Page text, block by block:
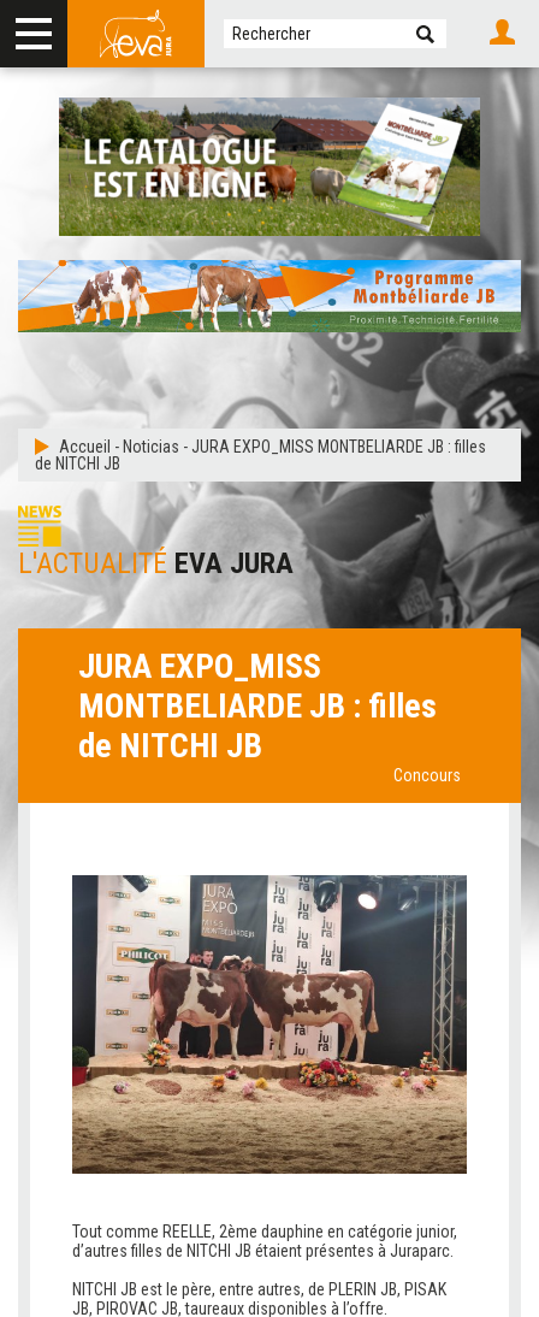
Accueil - Noticias -JURA EXPO_MISS MONTBELIARDE JB : filles
de NITCHI JB
L'ACTUALITÉ EVA JURA
JURA EXPO_MISS
MONTBELIARDE JB : filles
de NITCHI JB
Concours
Tout comme REELLE, 2ème dauphine en catégorie junior,
d’autres filles de NITCHI JB étaient présentes à Juraparc.
NITCHI JB est le père, entre autres, de PLERIN JB, PISAK
JB, PIROVAC JB, taureaux disponibles à l’offre.